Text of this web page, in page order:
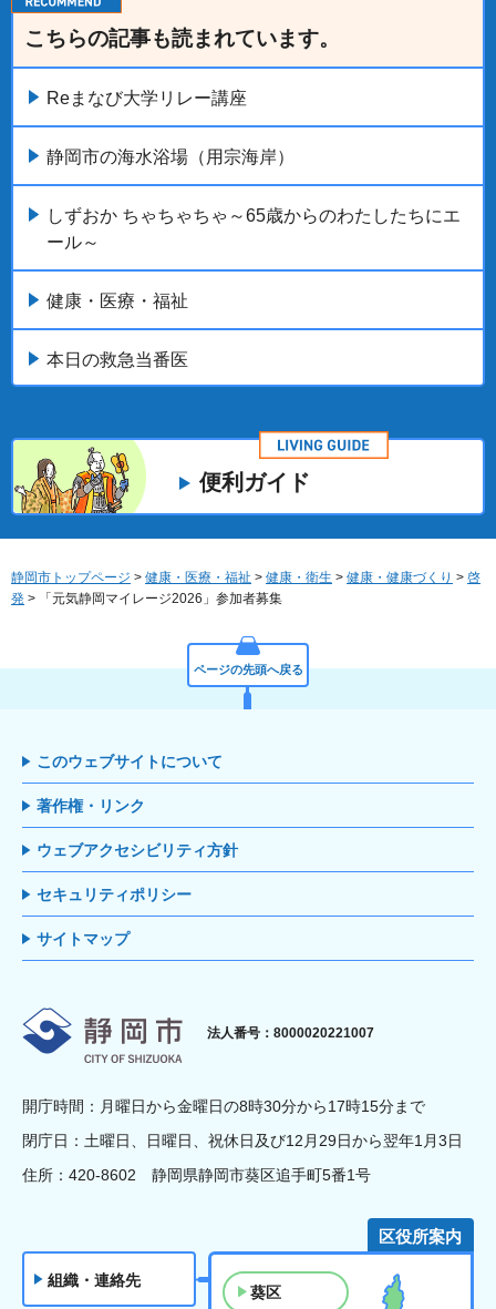
こちらの記事も読まれています。
Reまなび大学リレー講座
静岡市の海水浴場（用宗海岸）
しずおか ちゃちゃちゃ～65歳からのわたしたちにエ
ール～
健康・医療・福祉
本日の救急当番医
便利ガイド
静岡市トップページ > 健康・医療・福祉 > 健康・衛生 > 健康・健康づくり > 啓
発 > 「元気静岡マイレージ2026」参加者募集
ページの先頭へ戻る
このウェブサイトについて
著作権・リンク
ウェブアクセシビリティ方針
セキュリティポリシー
サイトマップ
静岡市
法人番号：8000020221007
開庁時間：月曜日から金曜日の8時30分から17時15分まで
閉庁日：土曜日、日曜日、祝休日及び12月29日から翌年1月3日
住所：420-8602 静岡県静岡市葵区追手町5番1号
組織・連絡先
区役所案内
葵区